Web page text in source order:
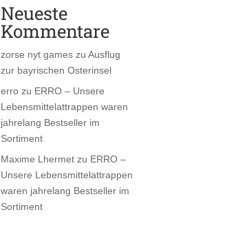
Neueste
Kommentare
zorse nyt games zuAusflug
zur bayrischen Osterinsel
erro zu ERRO – Unsere
Lebensmittelattrappen waren
jahrelang Bestseller im
Sortiment
Maxime Lhermet zu ERRO –
Unsere Lebensmittelattrappen
waren jahrelang Bestseller im
Sortiment